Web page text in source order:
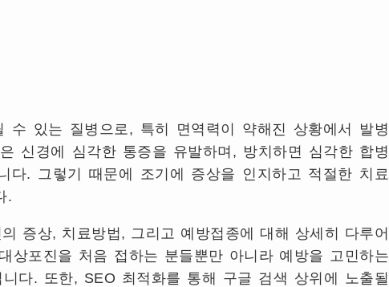
수 있는 질병으로, 특히 면역력이 약해진 상황에서 발병
신경에 심각한 통증을 유발하며, 방치하면 심각한 합병
다. 그렇기 때문에 조기에 증상을 인지하고 적절한 치료
.
증상, 치료방법, 그리고 예방접종에 대해 상세히 다루어
상포진을 처음 접하는 분들뿐만 아니라 예방을 고민하는
다. 또한, SEO 최적화를 통해 구글 검색 상위에 노출될